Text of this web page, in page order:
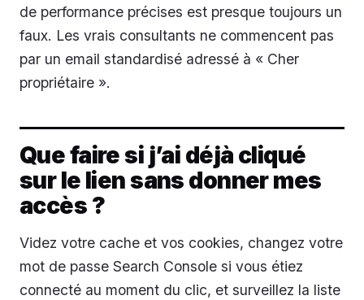
de performance précises est presque toujours un
faux. Les vrais consultants ne commencent pas
par un email standardisé adressé à « Cher
propriétaire ».
Que faire si j’ai déjà cliqué
sur le lien sans donner mes
accès ?
Videz votre cache et vos cookies, changez votre
mot de passe Search Console si vous étiez
connecté au moment du clic, et surveillez la liste